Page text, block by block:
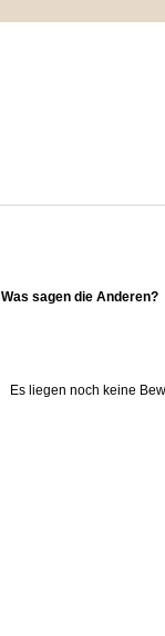
Was sagen die Anderen?
Es liegen noch keine